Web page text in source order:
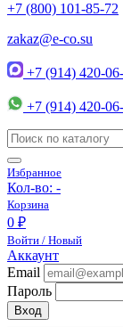
+7 (800) 101-85-72
zakaz@e-co.su
+7 (914) 420-
+7 (914) 420-
Избранное
Кол-во: -
Корзина
0 ₽
Войти / Новый
Аккаунт
Email
Пароль
Вход